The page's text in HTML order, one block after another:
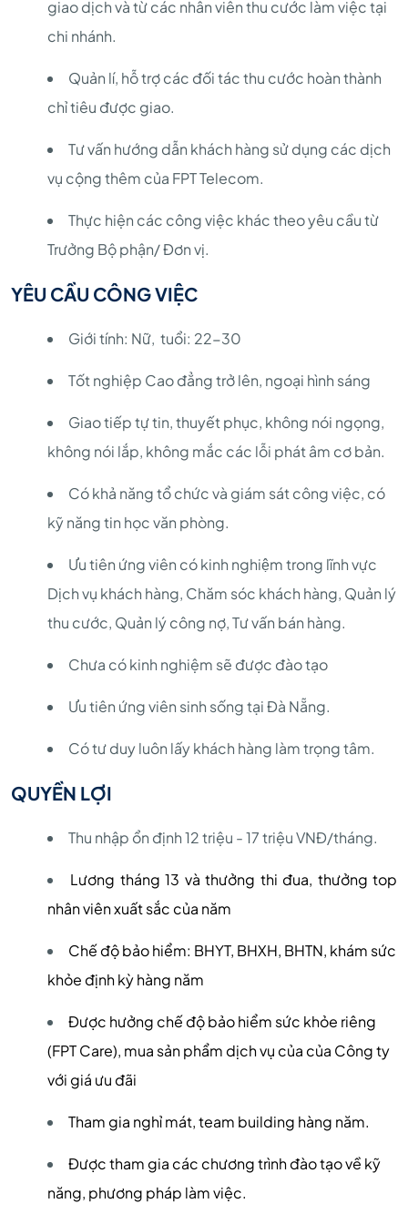
giao dịch và từ các nhân viên thu cước làm việc tại
chi nhánh.
Quản lí, hỗ trợ các đối tác thu cước hoàn thành
chỉ tiêu được giao.
Tư vấn hướng dẫn khách hàng sử dụng các dịch
vụ cộng thêm của FPT Telecom.
Thực hiện các công việc khác theo yêu cầu từ
Trưởng Bộ phận/ Đơn vị.
YÊU CẦU CÔNG VIỆC
Giới tính: Nữ, tuổi: 22-30
Tốt nghiệp Cao đẳng trở lên, ngoại hình sáng
Giao tiếp tự tin, thuyết phục, không nói ngọng,
không nói lắp, không mắc các lỗi phát âm cơ bản.
Có khả năng tổ chức và giám sát công việc, có
kỹ năng tin học văn phòng.
Ưu tiên ứng viên có kinh nghiệm trong lĩnh vực
Dịch vụ khách hàng, Chăm sóc khách hàng, Quản lý
thu cước, Quản lý công nợ, Tư vấn bán hàng.
Chưa có kinh nghiệm sẽ được đào tạo
Ưu tiên ứng viên sinh sống tại Đà Nẵng.
Có tư duy luôn lấy khách hàng làm trọng tâm.
QUYỀN LỢI
Thu nhập ổn định 12 triệu - 17 triệu VNĐ/tháng.
Lương tháng 13 và thưởng thi đua, thưởng top
nhân viên xuất sắc của năm
Chế độ bảo hiểm: BHYT, BHXH, BHTN, khám sức
khỏe định kỳ hàng năm
Được hưởng chế độ bảo hiểm sức khỏe riêng
(FPT Care), mua sản phẩm dịch vụ của của Công ty
với giá ưu đãi
Tham gia nghỉ mát, team building hàng năm.
Được tham gia các chương trình đào tạo về kỹ
năng, phương pháp làm việc.